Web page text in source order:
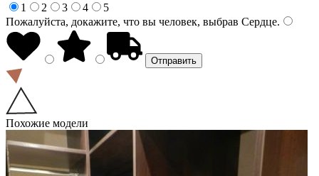
1
2 3 4
5
Пожалуйста, докажите, что вы человек, выбрав Сердце.
Похожие модели